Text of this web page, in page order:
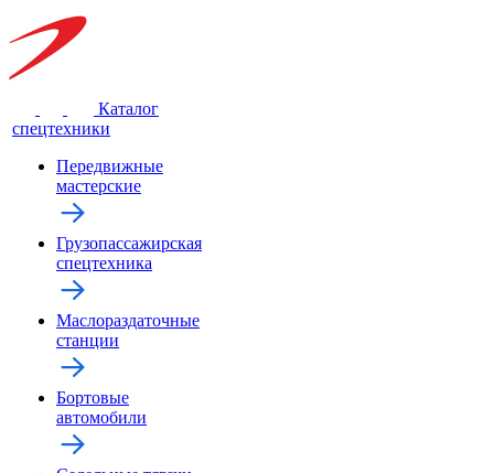
Каталог
спецтехники
Передвижные
мастерские
Грузопассажирская
спецтехника
Маслораздаточные
станции
Бортовые
автомобили